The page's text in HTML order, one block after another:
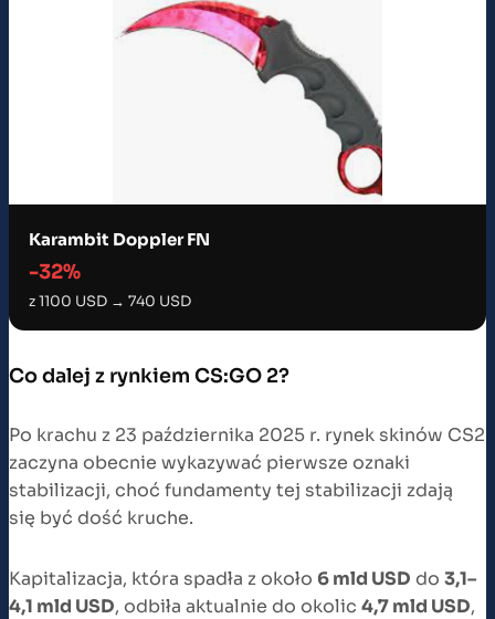
Karambit Doppler FN
-32%
z 1100 USD → 740 USD
Co dalej z rynkiem CS:GO 2?
Po krachu z 23 października 2025 r. rynek skinów CS2
zaczyna obecnie wykazywać pierwsze oznaki
stabilizacji, choć fundamenty tej stabilizacji zdają
się być dość kruche.
Kapitalizacja, która spadła z około 6 mld USD do 3,1–
4,1 mld USD, odbiła aktualnie do okolic 4,7 mld USD,